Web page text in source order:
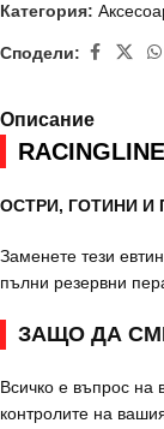
Категория:
Сподели:
Описание
ОСТРИ, ГОТИНИ И
Заменете тези
пълни резервни
ЗАЩО ДА
Всичко е въпрос на
контролите на